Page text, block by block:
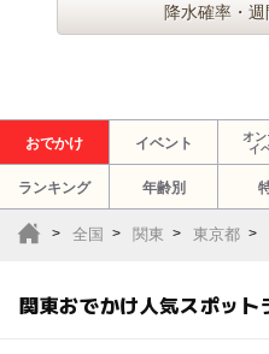
降水確率・
おでかけ イベント
オ
イ
ランキング 年齢別
全国 関東 東京都
関東おでかけ人気スポット